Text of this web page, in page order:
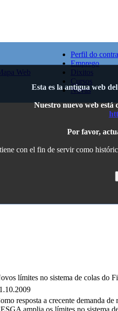
Esta es la antigua web
Nuestro nuevo web está
Por favor,
con el fin de servir como
Web
Perfil do
Emprego
Dixitos
Cursos
Novas
límites no sistema de colas do
resposta a crecente demanda
amplia os límites no sistema